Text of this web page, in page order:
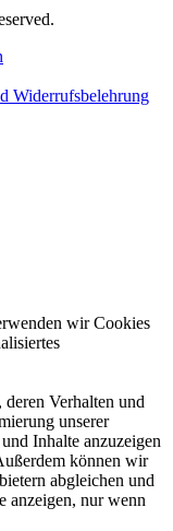
Widerrufsbelehrung
wir Cookies
Verhalten und
unserer
Inhalte anzuzeigen
können wir
abgleichen und
anzeigen, nur wenn